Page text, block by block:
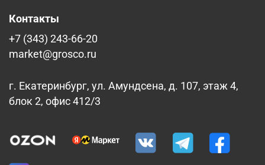
Контакты
+7 (343) 243-66-20
market@grosco.ru
г. Екатеринбург, ул. Амундсена, д. 107, этаж 4,
блок 2, офис 412/3